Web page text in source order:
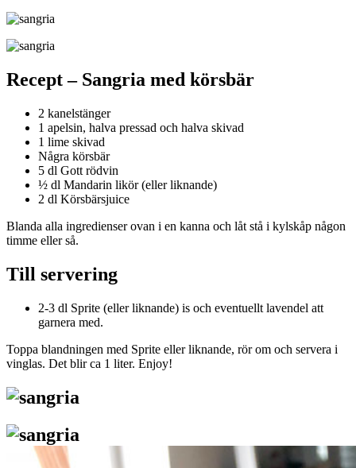
Recept – Sangria med körsbär
2 kanelstänger
1 apelsin, halva pressad och halva skivad
1 lime skivad
Några körsbär
5 dl Gott rödvin
½ dl Mandarin likör (eller liknande)
2 dl Körsbärsjuice
Blanda alla ingredienser ovan i en kanna och låt stå i kylskåp någon
timme eller så.
Till servering
2-3 dl Sprite (eller liknande) is och eventuellt lavendel att
garnera med.
Toppa blandningen med Sprite eller liknande, rör om och servera i
vinglas. Det blir ca 1 liter. Enjoy!